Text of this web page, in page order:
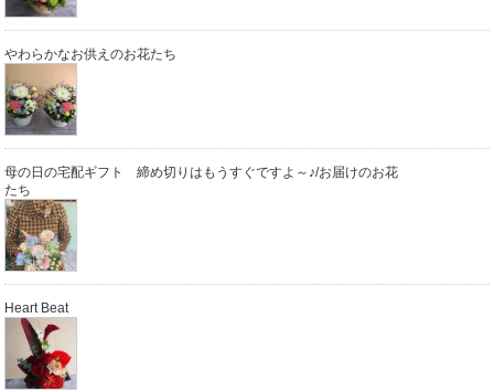
やわらかなお供えのお花たち
母の日の宅配ギフト 締め切りはもうすぐですよ～♪/お届けのお花
たち
Heart Beat